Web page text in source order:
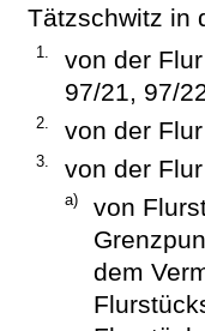
Tätzschwitz in
1.
von der
97/21, 97/
2. von der
3. von der
a)
von
dem